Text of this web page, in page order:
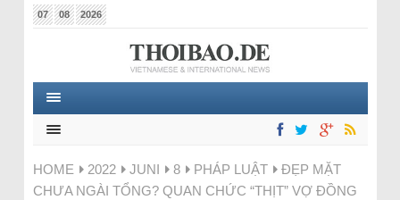
07 08 2026
HOME 2022 JUNI 8 PHÁP LUẬT
ĐẸP MẶT
CHƯA NGÀI TỔNG? QUAN CHỨC “THỊT” VỢ ĐỒNG